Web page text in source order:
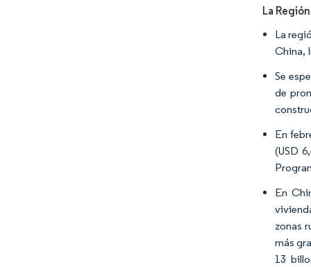
La
La
China,
Se
de
En
(USD
En
zonas
más
13